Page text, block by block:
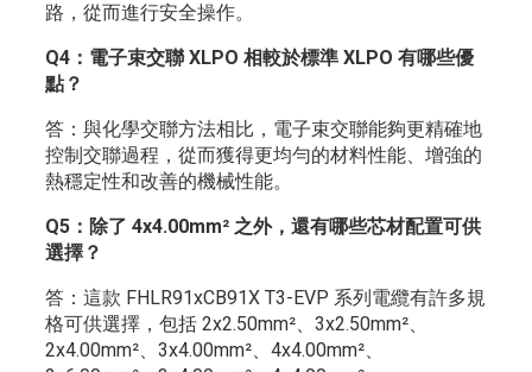
路，從而進行安全操作。
Q4：電子束交聯 XLPO 相較於標準 XLPO 有哪些優
點？
答：與化學交聯方法相比，電子束交聯能夠更精確地
控制交聯過程，從而獲得更均勻的材料性能、增強的
熱穩定性和改善的機械性能。
Q5：除了 4x4.00mm² 之外，還有哪些芯材配置可供
選擇？
答：這款 FHLR91xCB91X T3-EVP 系列電纜有許多規
格可供選擇，包括 2x2.50mm²、3x2.50mm²、
2x4.00mm²、3x4.00mm²、4x4.00mm²、